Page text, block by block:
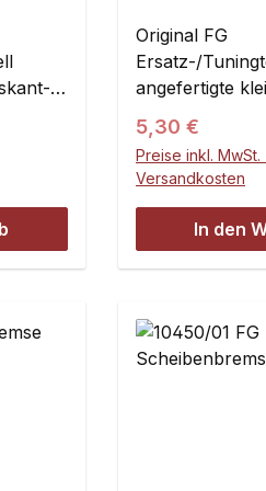
zum
vom
in
Original FG
Ersatz-/
angefertigte
Muttern mit
Kontern der
mit den
Gewindestangen
mmDicke: 3
Vorlieferanten
Regulärer Preis:
5,30 €
Preise inkl. MwSt.
Versandkosten
In den